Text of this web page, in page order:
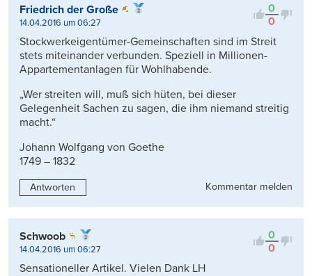
0
0
Friedrich der Große
14.04.2016 um 06:27
Stockwerkeigentümer-Gemeinschaften sind im Streit
stets miteinander verbunden. Speziell in Millionen-
Appartementanlagen für Wohlhabende.
„Wer streiten will, muß sich hüten, bei dieser
Gelegenheit Sachen zu sagen, die ihm niemand streitig
macht.“
Johann Wolfgang von Goethe
1749 – 1832
Antworten Kommentar melden
0
0
Schwoob
14.04.2016 um 06:27
Sensationeller Artikel. Vielen Dank LH